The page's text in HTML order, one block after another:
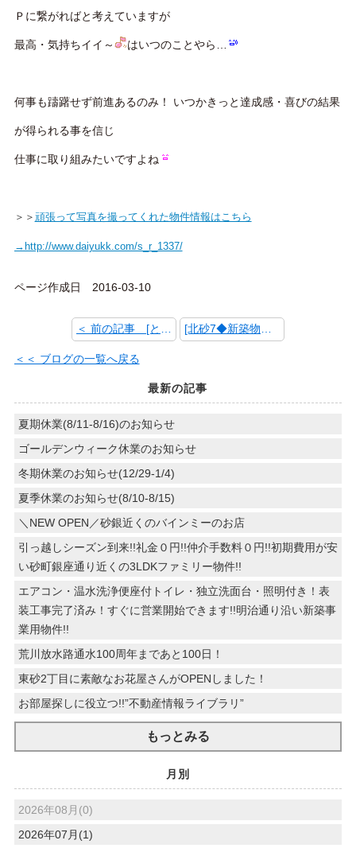
Ｐに繋がればと考えていますが
最高・気持ちイイ～ はいつのことやら…
何事も躊躇せず前進あるのみ！ いつかきっと達成感・喜びの結果
が得られる事を信じ
仕事に取り組みたいですよね
＞＞ 頑張って写真を撮ってくれた物件情報はこちら
→http://www.daiyukk.com/s_r_1337/
ページ作成日 2016-03-10
＜ 前の記事 [とある日の砂町銀座] [北砂7◆新築物件のご紹介] 次の記事 ＞
＜＜ ブログの一覧へ戻る
最新の記事
夏期休業(8/11-8/16)のお知らせ
ゴールデンウィーク休業のお知らせ
冬期休業のお知らせ(12/29-1/4)
夏季休業のお知らせ(8/10-8/15)
＼NEW OPEN／砂銀近くのバインミーのお店
引っ越しシーズン到来!!礼金０円!!仲介手数料０円!!初期費用が安
い砂町銀座通り近くの3LDKファミリー物件!!
エアコン・温水洗浄便座付トイレ・独立洗面台・照明付き！表
装工事完了済み！すぐに営業開始できます!!明治通り沿い新築事
業用物件!!
荒川放水路通水100周年まであと100日！
東砂2丁目に素敵なお花屋さんがOPENしました！
お部屋探しに役立つ!!”不動産情報ライブラリ”
もっとみる
月別
2026年08月(0)
2026年07月(1)